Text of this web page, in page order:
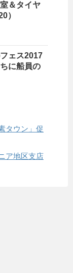
＆タイヤ
）
ェス2017
に船員の
タウン」促
ア地区支店